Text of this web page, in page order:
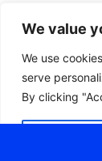
We value
We use
serve
By clicking